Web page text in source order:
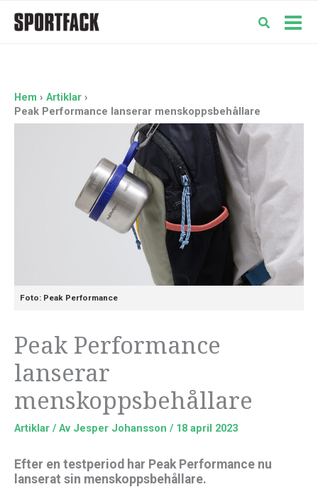
Hem
Artiklar
Peak Performance lanserar menskoppsbehållare
Foto: Peak Performance
Peak Performance
lanserar
menskoppsbehållare
Artiklar / Av Jesper Johansson / 18 april 2023
Efter en testperiod har Peak Performance nu
lanserat sin menskoppsbehållare.